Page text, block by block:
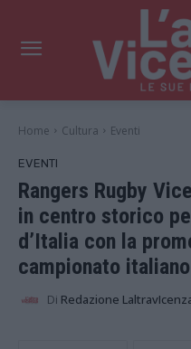
Home Cultura Eventi
EVENTI
Rangers Rugby
in centro storico
d’Italia con la
campionato italiano
Di Redazione